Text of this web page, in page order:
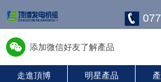
添加微信好友了解產品
走進頂博 明星產品